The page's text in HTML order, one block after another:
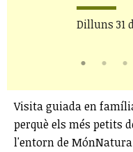
Dilluns 31
Visita guiada en
perquè els més petits
l'entorn de